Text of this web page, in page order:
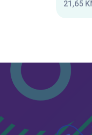
21,65